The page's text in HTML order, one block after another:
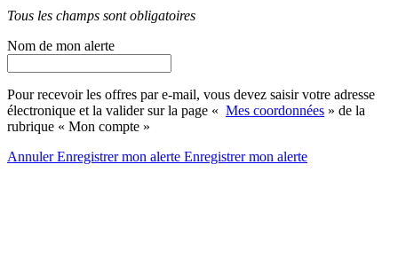
Tous les champs sont obligatoires
Nom de mon alerte
Pour recevoir les offres par e-mail, vous devez saisir votre adresse
électronique et la valider sur la page « Mes coordonnées » de la
rubrique « Mon compte »
AnnulerEnregistrer mon alerte Enregistrermon alerte